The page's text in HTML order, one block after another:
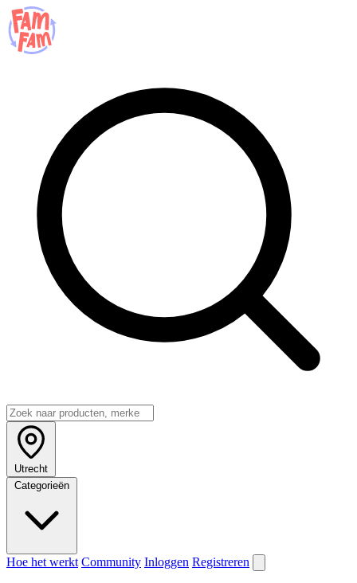
Utrecht
Categorieën
Hoe het werkt Community Inloggen Registreren